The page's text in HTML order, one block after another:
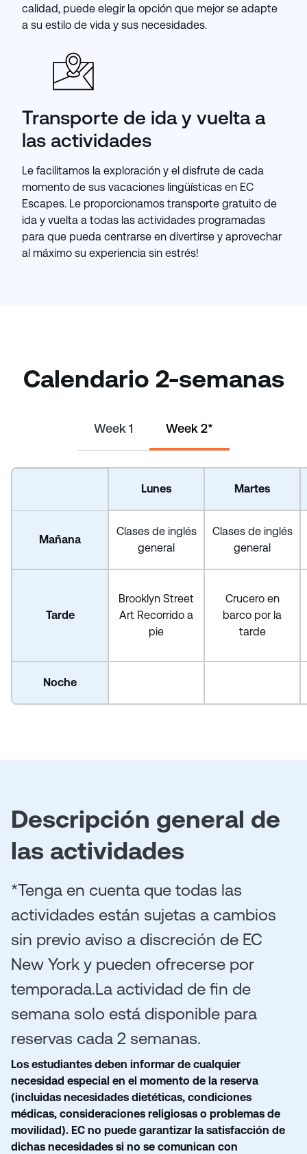
calidad, puede elegir la opción que mejor se adapte
a su estilo de vida y sus necesidades.
Transporte de ida y vuelta a
las actividades
Le facilitamos la exploración y el disfrute de cada
momento de sus vacaciones lingüísticas en EC
Escapes. Le proporcionamos transporte gratuito de
ida y vuelta a todas las actividades programadas
para que pueda centrarse en divertirse y aprovechar
al máximo su experiencia sin estrés!
Calendario 2-semanas
Week 1 Week 2*
Lunes Martes
Mañana
Clases de inglés
general
Clases de inglés
general
Tarde
Brooklyn Street
Art Recorrido a
pie
Crucero en
barco por la
tarde
Noche
Descripción general de
las actividades
*Tenga en cuenta que todas las
actividades están sujetas a cambios
sin previo aviso a discreción de EC
New York y pueden ofrecerse por
temporada.La actividad de fin de
semana solo está disponible para
reservas cada 2 semanas.
Los estudiantes deben informar de cualquier
necesidad especial en el momento de la reserva
(incluidas necesidades dietéticas, condiciones
médicas, consideraciones religiosas o problemas de
movilidad). EC no puede garantizar la satisfacción de
dichas necesidades si no se comunican con